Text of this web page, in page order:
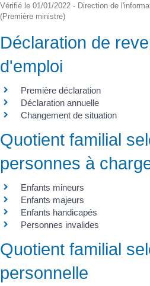
Vérifié le 01/01/2022 - Direction de
(Première ministre)
Déclaration de
d'emploi
Première déclaration
Déclaration annuelle
Changement de situation
Quotient familial
personnes à
Enfants mineurs
Enfants majeurs
Enfants handicapés
Personnes invalides
Quotient familial
personnelle